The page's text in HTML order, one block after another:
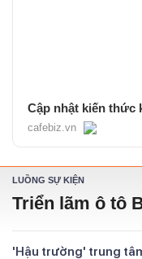
Cập nhật kiến thức
cafebiz.vn
LUỒNG SỰ KIỆN
Triển lãm ô tô
'Hậu trường' trung